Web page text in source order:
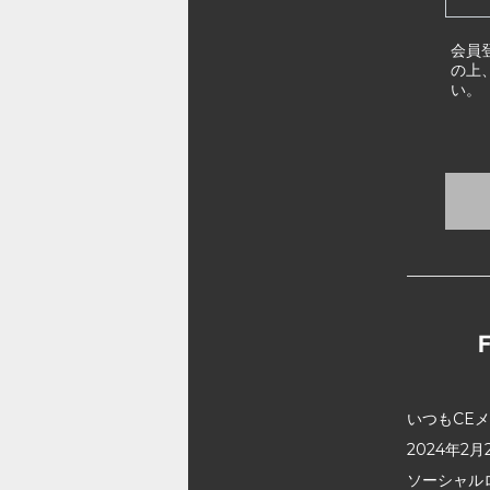
会員
の上
い。
いつもCE
2024年2月
ソーシャ